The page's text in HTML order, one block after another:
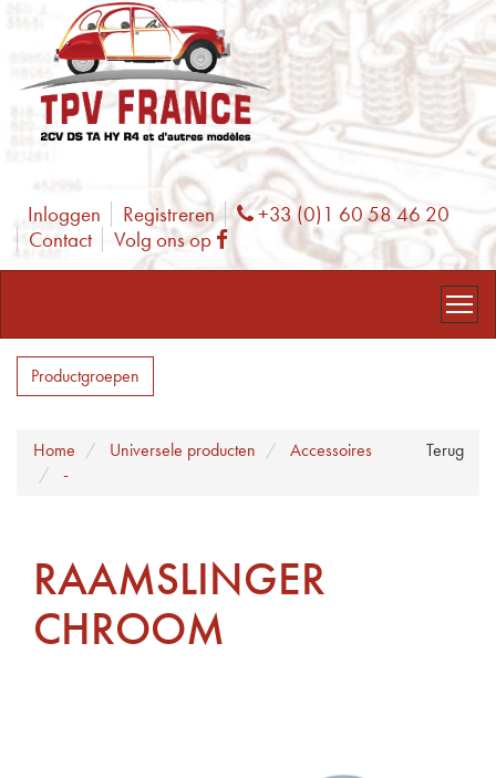
Inloggen Registreren Phone
+33 (0)1 60 58 46 20
Contact
Volg ons op Facebook
Productgroepen
Terug
Home Universele producten
Accessoires
-
RAAMSLINGER
CHROOM